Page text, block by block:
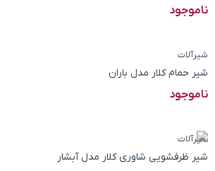
ناموجود
شیرآلات
شیر حمام کلار مدل باران
ناموجود
شیرآلات
شیر ظرفشویی شاوری کلار مدل آبشار